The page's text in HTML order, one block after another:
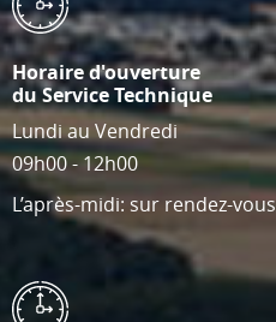
Horaire d'ouverture
du Service Technique
Lundi au Vendredi
09h00 - 12h00
L’après-midi: sur rendez-vous